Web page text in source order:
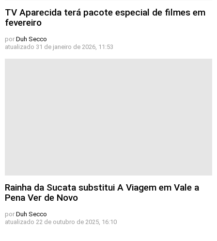
TV Aparecida terá pacote especial de filmes em
fevereiro
por Duh Secco
atualizado 31 de janeiro de 2026, 11:53
Rainha da Sucata substitui A Viagem em Vale a
Pena Ver de Novo
por Duh Secco
atualizado 22 de outubro de 2025, 16:10